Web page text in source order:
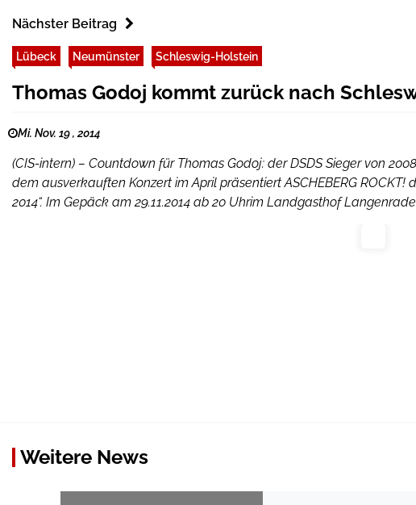
Nächster Beitrag
Lübeck Neumünster Schleswig-Holstein
Thomas Godoj kommt zurück nach
Mi. Nov. 19 , 2014
(CIS-intern) – Countdown für Thomas Godoj: der DSDS Sieger von
dem ausverkauften Konzert im April präsentiert ASCHEBERG ROCKT!
2014“. Im Gepäck am 29.11.2014 ab 20 Uhrim Landgasthof
Weitere News